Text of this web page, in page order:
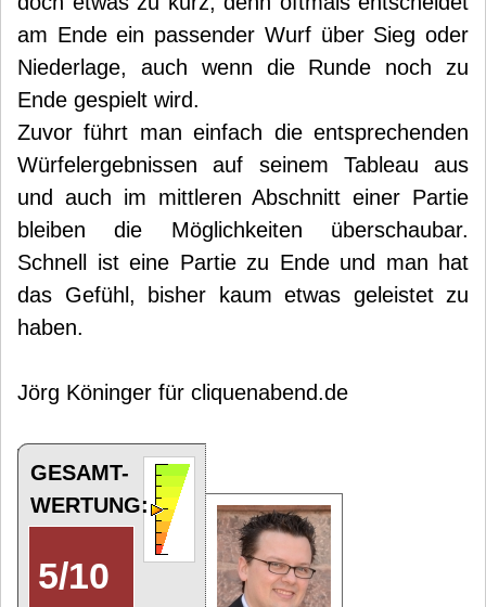
am Ende ein passender Wurf über Sieg oder
Niederlage, auch wenn die Runde noch zu
Ende gespielt wird.
Zuvor führt man einfach die entsprechenden
Würfelergebnissen auf seinem Tableau aus
und auch im mittleren Abschnitt einer Partie
bleiben die Möglichkeiten überschaubar.
Schnell ist eine Partie zu Ende und man hat
das Gefühl, bisher kaum etwas geleistet zu
haben.
Jörg Köninger für cliquenabend.de
GESAMT-
WERTUNG:
5/10